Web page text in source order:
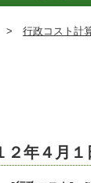
> 行政コスト計
２年４月